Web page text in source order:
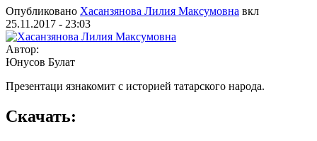
Опубликовано Хасанзянова Лилия Максумовна вкл
25.11.2017 - 23:03
Автор:
Юнусов Булат
Презентаци язнакомит с историей татарского народа.
Скачать: